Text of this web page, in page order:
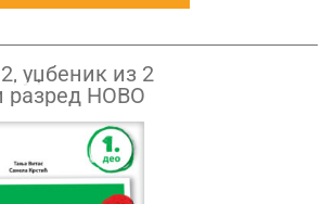
уџбеник из 2
разред НОВО